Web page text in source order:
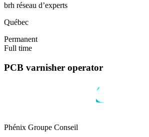
brh réseau d’experts
Québec
Permanent
Full time
PCB varnisher operator
Phénix Groupe Conseil